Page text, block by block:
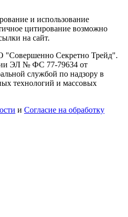
и использование
цитирование возможно
на сайт.
Секретно Трейд".
ЭЛ № ФС 77-79634 от
службой по надзору в
технологий и массовых
и Согласие на обработку